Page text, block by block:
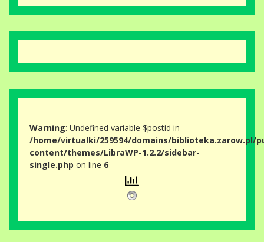
Warning: Undefined variable $postid in
/home/virtualki/259594/domains/biblioteka.zarow.pl/
content/themes/LibraWP-1.2.2/sidebar-
single.php on line 6